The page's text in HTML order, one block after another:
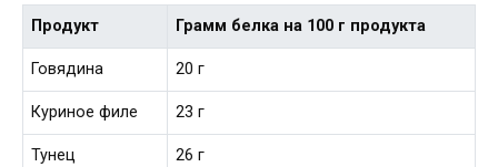
Продукт Грамм белка на 100 г продукта
Говядина 20 г
Куриное филе 23 г
Тунец 26 г